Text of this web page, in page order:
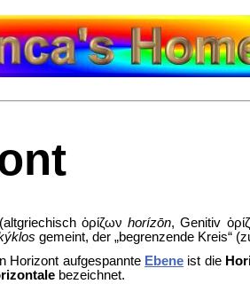
(altgriechisch ὁρίζωνhorízōn, Genitiv
gemeint, der „begrenzende Kreis“
Horizont aufgespannte Ebene ist die
bezeichnet.